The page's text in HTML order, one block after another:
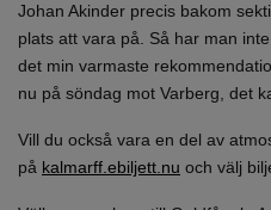
Johan Akinder precis bakom
plats att vara på. Så har man
det min varmaste
nu på söndag mot Varberg, det
Vill du också vara en del av
på kalmarff.ebiljett.nu och välj